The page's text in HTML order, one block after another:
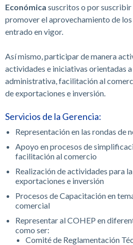
Económica suscritos o por
promover el aprovechamiento de los
entrado en vigor.
Así mismo, participar de manera
actividades e iniciativas orientadas
administrativa, facilitación al
de exportaciones e inversión.
Servicios de la Gerencia:
Representación en las rondas de
Apoyo en procesos de
facilitación al comercio
Realización de actividades para
exportaciones e inversión
Procesos de Capacitación en
comercial
Representar al COHEP en
como ser:
Comité de Reglamentación